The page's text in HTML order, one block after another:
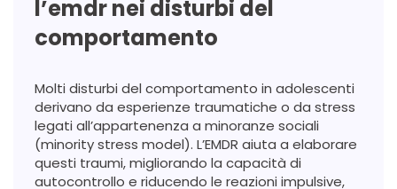
l’emdr nei disturbi del
comportamento
Molti disturbi del comportamento in adolescenti
derivano da esperienze traumatiche o da stress
legati all’appartenenza a minoranze sociali
(minority stress model). L’EMDR aiuta a elaborare
questi traumi, migliorando la capacità di
autocontrollo e riducendo le reazioni impulsive,